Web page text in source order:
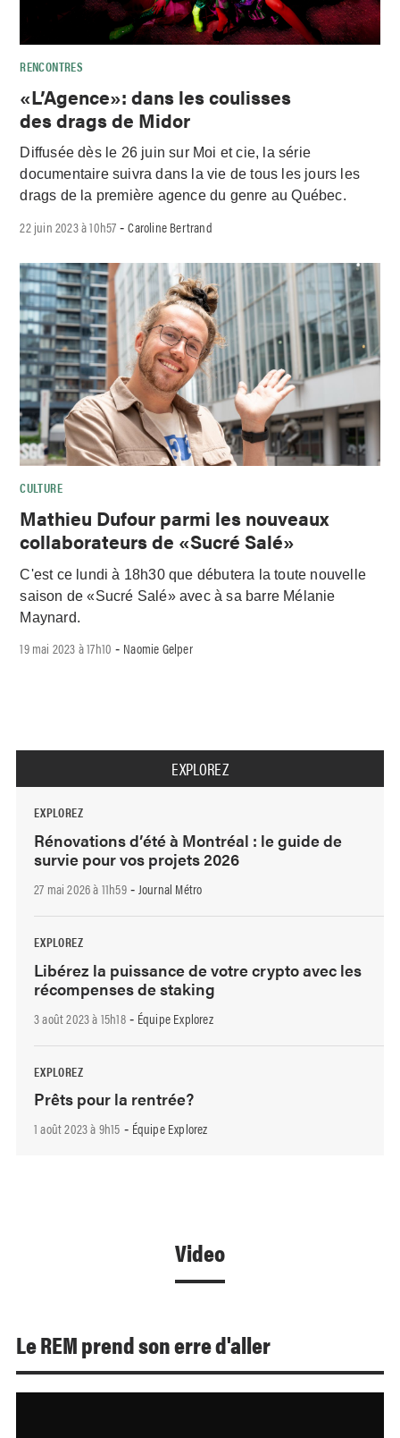
RENCONTRES
«L’Agence»: dans les coulisses
des drags de Midor
Diffusée dès le 26 juin sur Moi et cie, la série
documentaire suivra dans la vie de tous les jours les
drags de la première agence du genre au Québec.
22 juin 2023 à 10h57 -Caroline Bertrand
CULTURE
Mathieu Dufour parmi les nouveaux
collaborateurs de «Sucré Salé»
C'est ce lundi à 18h30 que débutera la toute nouvelle
saison de «Sucré Salé» avec à sa barre Mélanie
Maynard.
19 mai 2023 à 17h10 - Naomie Gelper
EXPLOREZ
EXPLOREZ
Rénovations d’été à Montréal : le guide de
survie pour vos projets 2026
27 mai 2026 à 11h59- Journal Métro
EXPLOREZ
Libérez la puissance de votre crypto avec les
récompenses de staking
3 août 2023 à 15h18- Équipe Explorez
EXPLOREZ
Prêts pour la rentrée?
1 août 2023 à 9h15 - Équipe Explorez
Video
Le REM prend son erre d'aller